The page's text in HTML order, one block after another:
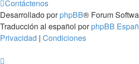
Contáctenos
Desarrollado porphpBB® Forum
Traducción al español porphpBB
Privacidad | Condiciones